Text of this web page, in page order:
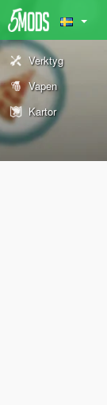
Verktyg
Vapen
Kartor